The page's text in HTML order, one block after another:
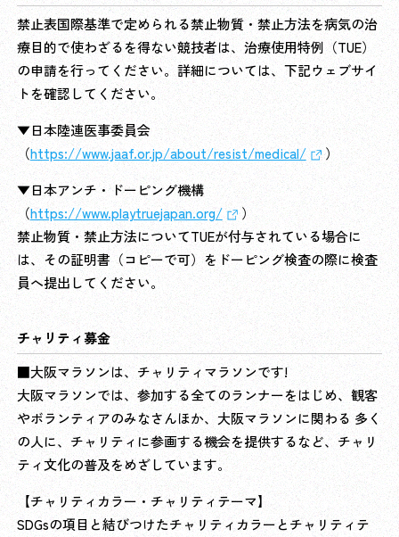
禁止表国際基準で定められる禁止物質・禁止方法を病気の治
療目的で使わざるを得ない競技者は、治療使用特例（TUE）
の申請を行ってください。詳細については、下記ウェブサイ
トを確認してください。
▼日本陸連医事委員会
（https://www.jaaf.or.jp/about/resist/medical/
）
▼日本アンチ・ドーピング機構
（https://www.playtruejapan.org/
）
禁止物質・禁止方法についてTUEが付与されている場合に
は、その証明書（コピーで可）をドーピング検査の際に検査
員へ提出してください。
チャリティ募金
■大阪マラソンは、チャリティマラソンです!
大阪マラソンでは、参加する全てのランナーをはじめ、観客
やボランティアのみなさんほか、大阪マラソンに関わる 多く
の人に、チャリティに参画する機会を提供するなど、チャリ
ティ文化の普及をめざしています。
【チャリティカラー・チャリティテーマ】
SDGsの項目と結びつけたチャリティカラーとチャリティテ